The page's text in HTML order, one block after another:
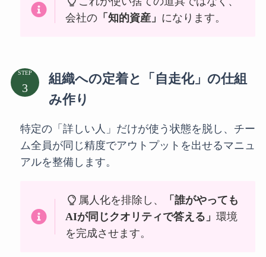
会社の 「知的資産」 になります。
STEP
組織への定着と「自走化」の仕組
み作り
特定の「詳しい人」だけが使う状態を脱し、チー
ム全員が同じ精度でアウトプットを出せるマニュ
アルを整備します。
属人化を排除し、
「誰がやっても
AIが同じクオリティで答える」環境
を完成させます。